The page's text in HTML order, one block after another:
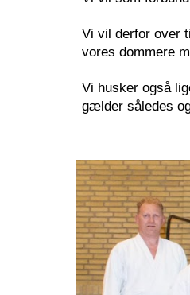
Vi vil derfor over
vores dommere
Vi husker også
gælder således